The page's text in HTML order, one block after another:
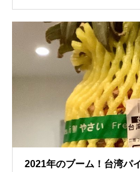
2021年のブーム！台湾パ